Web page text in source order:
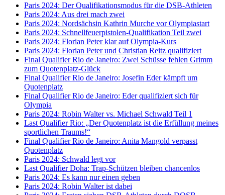
Paris 2024: Der Qualifikationsmodus für die DSB-Athleten
Paris 2024: Aus drei mach zwei
Paris 2024: Nordsächsin Kathrin Murche vor Olympiastart
Paris 2024: Schnellfeuerpistolen-Qualifikation Teil zwei
Paris 2024: Florian Peter klar auf Olympia-Kurs
Paris 2024: Florian Peter und Christian Reitz qualifiziert
Final Qualifier Rio de Janeiro: Zwei Schüsse fehlen Grimm
zum Quotenplatz-Glück
Final Qualifier Rio de Janeiro: Josefin Eder kämpft um
Quotenplatz
Final Qualifier Rio de Janeiro: Eder qualifiziert sich für
Olympia
Paris 2024: Robin Walter vs. Michael Schwald Teil 1
Last Qualifier Rio: „Der Quotenplatz ist die Erfüllung meines
sportlichen Traums!“
Final Qualifier Rio de Janeiro: Anita Mangold verpasst
Quotenplatz
Paris 2024: Schwald legt vor
Last Qualifier Doha: Trap-Schützen bleiben chancenlos
Paris 2024: Es kann nur einen geben
Paris 2024: Robin Walter ist dabei